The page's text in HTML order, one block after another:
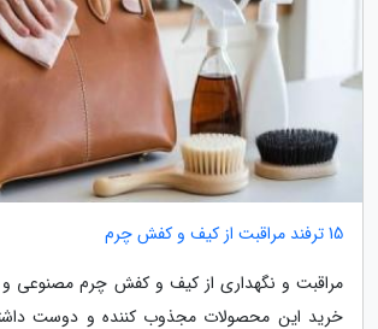
15 ترفند مراقبت از کیف و کفش چرم
مراقبت و نگهداری از کیف و کفش چرم مصنوعی و
خرید این محصولات مجذوب کننده و دوست